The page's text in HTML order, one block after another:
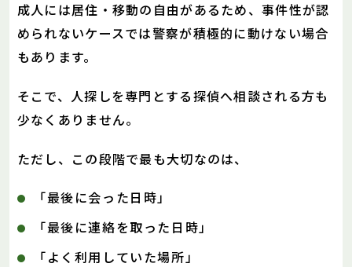
成人には居住・移動の自由があるため、事件性が認
められないケースでは警察が積極的に動けない場合
もあります。
そこで、人探しを専門とする探偵へ相談される方も
少なくありません。
ただし、この段階で最も大切なのは、
「最後に会った日時」
「最後に連絡を取った日時」
「よく利用していた場所」